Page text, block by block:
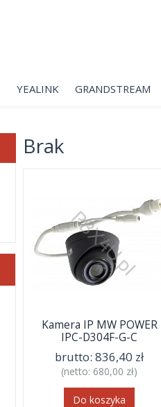
YEALINK GRANDSTREAM
Brak
Kamera IP MW POWER
IPC-D304F-G-C
brutto:836,40 zł
(netto: 680,00 zł)
Do koszyka